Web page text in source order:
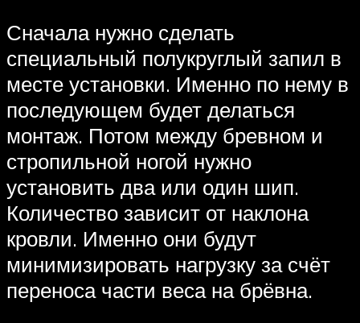
Сначала нужно сделать
специальный полукруглый запил в
месте установки. Именно по нему в
последующем будет делаться
монтаж. Потом между бревном и
стропильной ногой нужно
установить два или один шип.
Количество зависит от наклона
кровли. Именно они будут
минимизировать нагрузку за счёт
переноса части веса на брёвна.